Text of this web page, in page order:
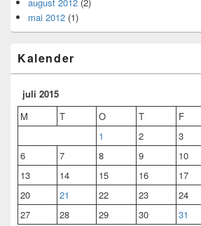
mai 2012 (1)
Kalender
juli 2015
M
T O T F
1
2 3
6
7 8 9 10
13
14 15 16 17
20
21 22 23 24
27
28 29 30 31